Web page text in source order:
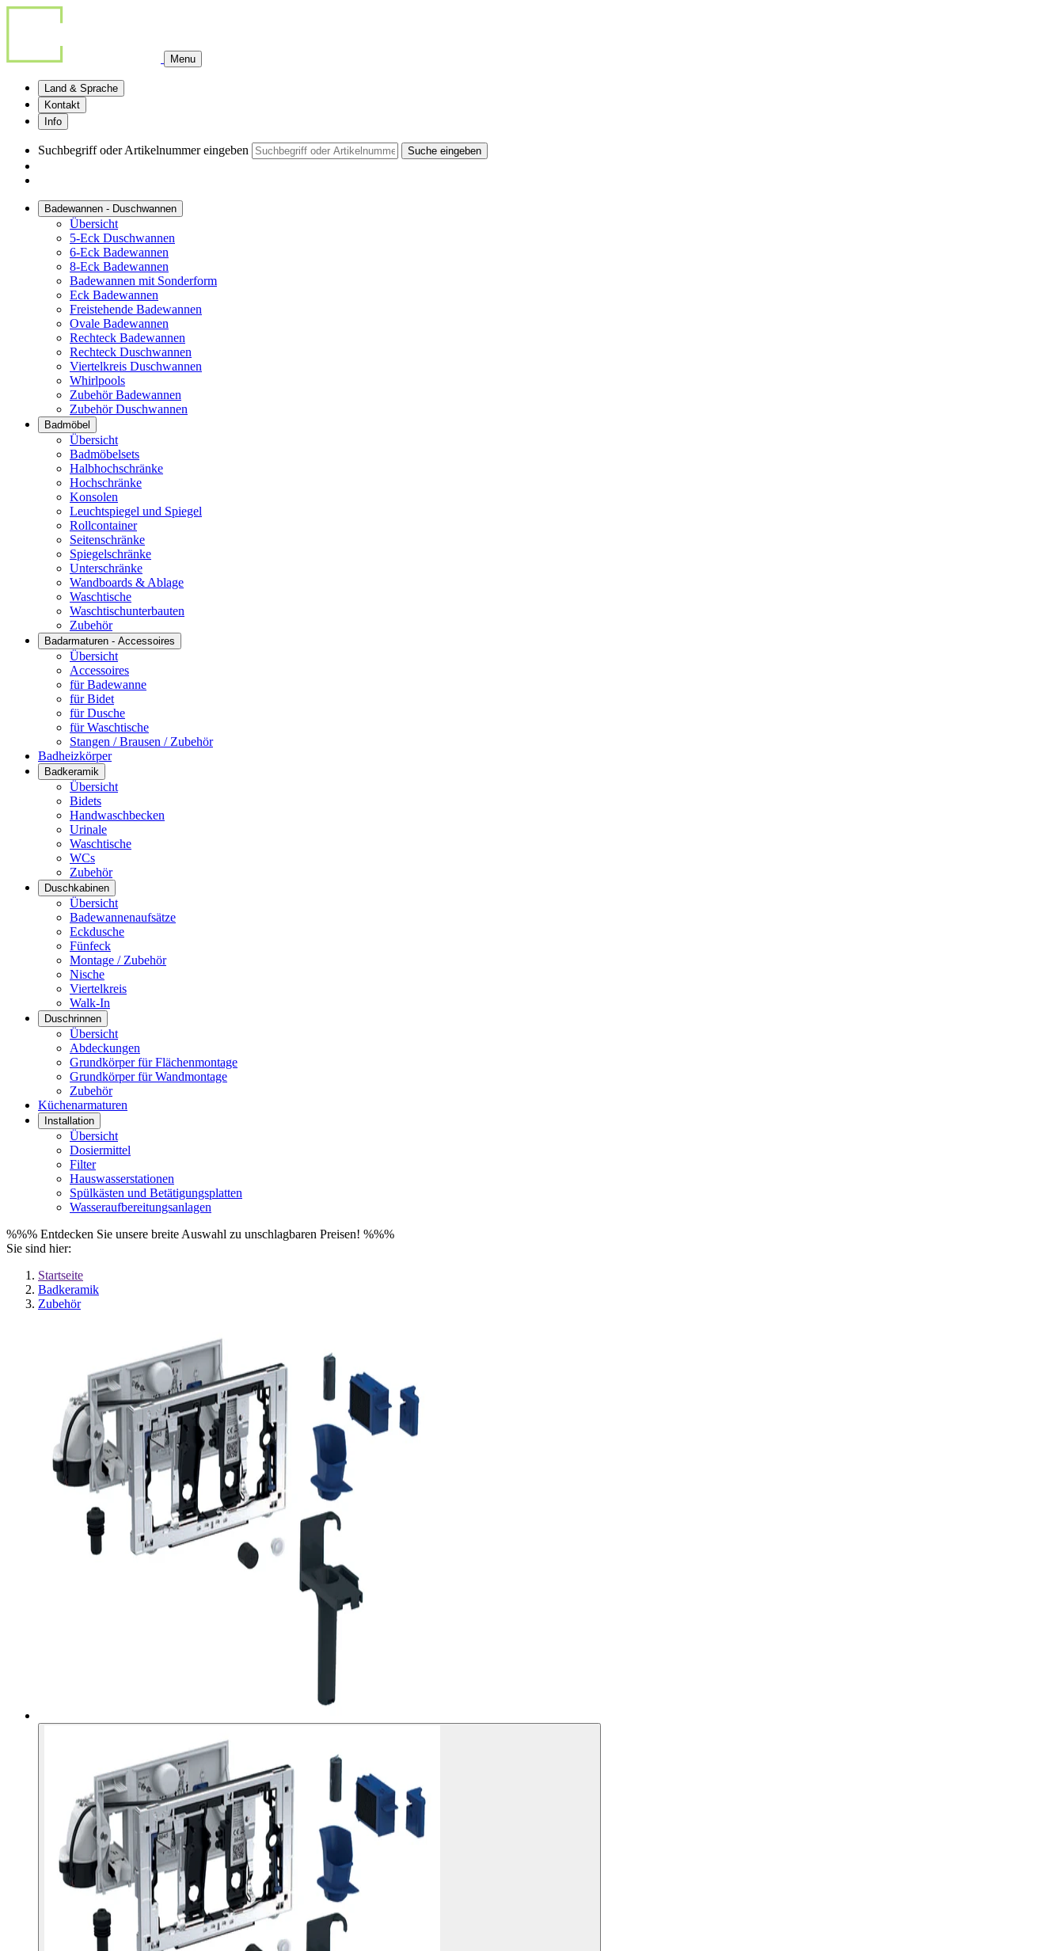
Menu
Land & Sprache
Kontakt
Info
Suchbegriff oder Artikelnummer eingeben Suche eingeben
Badewannen - Duschwannen
Übersicht
5-Eck Duschwannen
6-Eck Badewannen
8-Eck Badewannen
Badewannen mit Sonderform
Eck Badewannen
Freistehende Badewannen
Ovale Badewannen
Rechteck Badewannen
Rechteck Duschwannen
Viertelkreis Duschwannen
Whirlpools
Zubehör Badewannen
Zubehör Duschwannen
Badmöbel
Übersicht
Badmöbelsets
Halbhochschränke
Hochschränke
Konsolen
Leuchtspiegel und Spiegel
Rollcontainer
Seitenschränke
Spiegelschränke
Unterschränke
Wandboards & Ablage
Waschtische
Waschtischunterbauten
Zubehör
Badarmaturen - Accessoires
Übersicht
Accessoires
für Badewanne
für Bidet
für Dusche
für Waschtische
Stangen / Brausen / Zubehör
Badheizkörper
Badkeramik
Übersicht
Bidets
Handwaschbecken
Urinale
Waschtische
WCs
Zubehör
Duschkabinen
Übersicht
Badewannenaufsätze
Eckdusche
Fünfeck
Montage / Zubehör
Nische
Viertelkreis
Walk-In
Duschrinnen
Übersicht
Abdeckungen
Grundkörper für Flächenmontage
Grundkörper für Wandmontage
Zubehör
Küchenarmaturen
Installation
Übersicht
Dosiermittel
Filter
Hauswasserstationen
Spülkästen und Betätigungsplatten
Wasseraufbereitungsanlagen
%%% Entdecken Sie unsere breite Auswahl zu unschlagbaren Preisen! %%%
Sie sind hier:
Startseite
Badkeramik
Zubehör